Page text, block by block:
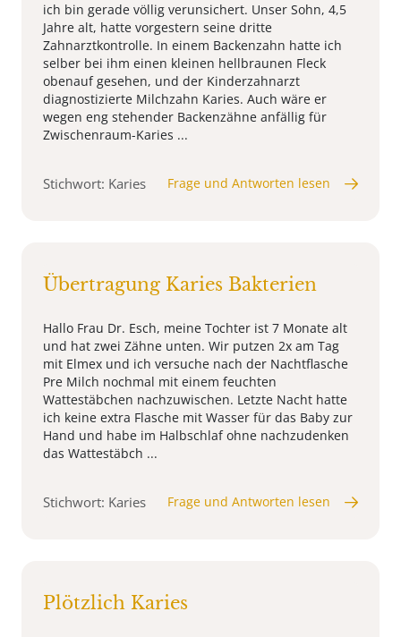
ich bin gerade völlig verunsichert. Unser Sohn, 4,5
Jahre alt, hatte vorgestern seine dritte
Zahnarztkontrolle. In einem Backenzahn hatte ich
selber bei ihm einen kleinen hellbraunen Fleck
obenauf gesehen, und der Kinderzahnarzt
diagnostizierte Milchzahn Karies. Auch wäre er
wegen eng stehender Backenzähne anfällig für
Zwischenraum-Karies ...
Stichwort: Karies Frage und Antworten lesen
Übertragung Karies Bakterien
Hallo Frau Dr. Esch, meine Tochter ist 7 Monate alt
und hat zwei Zähne unten. Wir putzen 2x am Tag
mit Elmex und ich versuche nach der Nachtflasche
Pre Milch nochmal mit einem feuchten
Wattestäbchen nachzuwischen. Letzte Nacht hatte
ich keine extra Flasche mit Wasser für das Baby zur
Hand und habe im Halbschlaf ohne nachzudenken
das Wattestäbch ...
Stichwort: Karies Frage und Antworten lesen
Plötzlich Karies